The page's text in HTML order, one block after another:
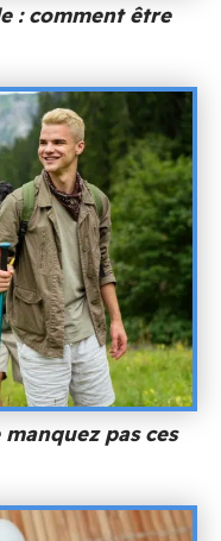
: comment être
pas ces